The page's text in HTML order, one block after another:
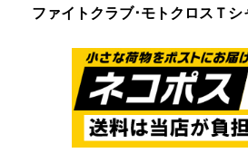
ファイトクラブ･モトクロスＴ